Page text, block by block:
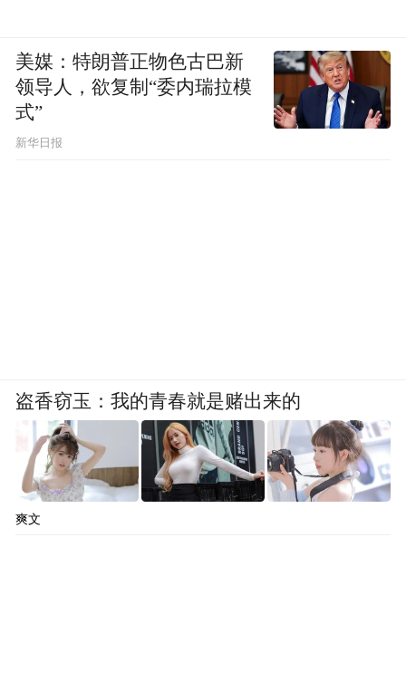
美媒：特朗普正物色古巴新
领导人，欲复制“委内瑞拉模
式”
新华日报
盗香窃玉：我的青春就是赌出来的
爽文